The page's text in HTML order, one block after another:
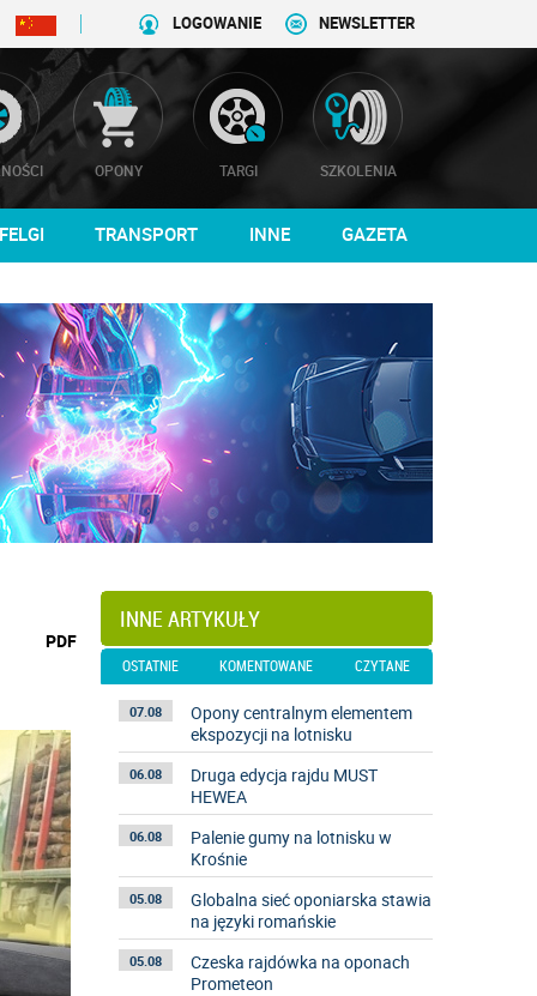
NEWSLETTER
LOGOWANIE
OPONY TARGI SZKOLENIA
FELGI TRANSPORT INNE GAZETA
wydrukuj
podstronę
PDF
INNE ARTYKUŁY
OSTATNIE KOMENTOWANE CZYTANE
07.08
Opony centralnym elementem
ekspozycji na lotnisku
06.08
Druga edycja rajdu MUST
HEWEA
06.08
Palenie gumy na lotnisku w
Krośnie
05.08
Globalna sieć oponiarska stawia
na języki romańskie
05.08
Czeska rajdówka na oponach
Prometeon